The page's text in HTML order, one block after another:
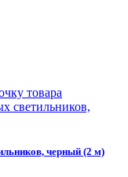
товара
черный (2 м)